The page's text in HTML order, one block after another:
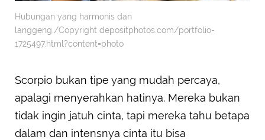
Hubungan yang harmonis dan
langgeng./Copyright depositphotos.com/portfolio-
1725497.html?content=photo
Scorpio bukan tipe yang mudah percaya,
apalagi menyerahkan hatinya. Mereka bukan
tidak ingin jatuh cinta, tapi mereka tahu betapa
dalam dan intensnya cinta itu bisa